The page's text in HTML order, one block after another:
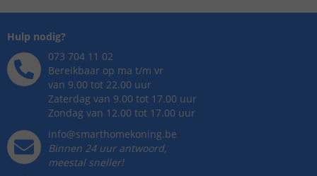
Hulp nodig?
073 704 11 02
Bereikbaar op ma t/m vr
van 9.00 tot 22.00 uur
Zaterdag van 9.00 tot 17.00 uur
Zondag van 12.00 tot 17.00 uur
info@smarthomekoning.be
Binnen 24 uur antwoord,
meestal sneller!